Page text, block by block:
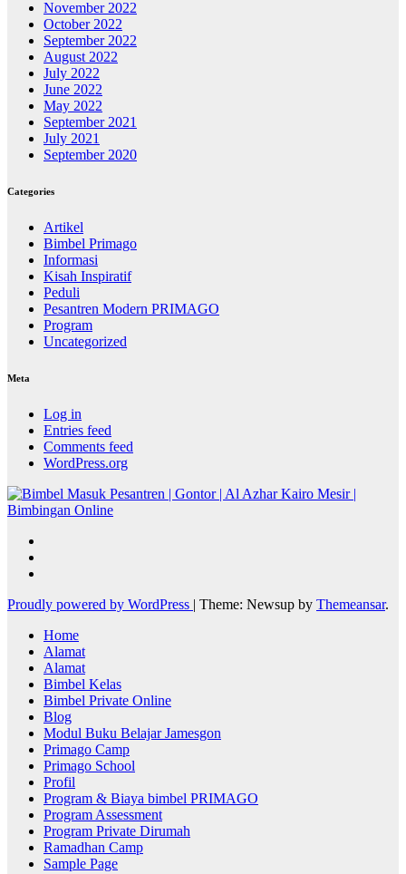
November 2022
October 2022
September 2022
August 2022
July 2022
June 2022
May 2022
September 2021
July 2021
September 2020
Categories
Artikel
Bimbel Primago
Informasi
Kisah Inspiratif
Peduli
Pesantren Modern PRIMAGO
Program
Uncategorized
Meta
Log in
Entries feed
Comments feed
WordPress.org
Proudly powered by WordPress | Theme: Newsup by Themeansar.
Home
Alamat
Alamat
Bimbel Kelas
Bimbel Private Online
Blog
Modul Buku Belajar Jamesgon
Primago Camp
Primago School
Profil
Program & Biaya bimbel PRIMAGO
Program Assessment
Program Private Dirumah
Ramadhan Camp
Sample Page